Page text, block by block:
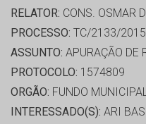
RELATOR: CONS. OSMAR
PROCESSO: TC/2133/2015
ASSUNTO: APURAÇÃO DE
PROTOCOLO: 1574809
ORGÃO: FUNDO
INTERESSADO(S): ARI